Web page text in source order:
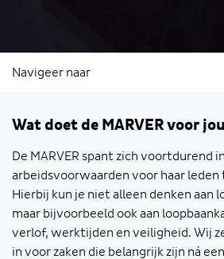
Navigeer naar
Wat doet de MARVER voor
De MARVER spant zich voortdurend
arbeidsvoorwaarden voor haar
Hierbij kun je niet alleen denken aan
maar bijvoorbeeld ook aan
verlof, werktijden en veiligheid. Wij
in voor zaken die belangrijk zijn ná